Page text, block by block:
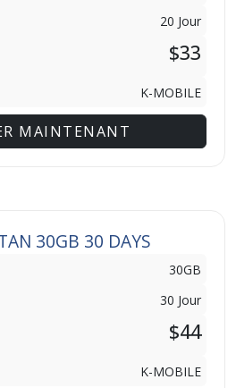
20 Jour
$33
K-MOBILE
MAINTENANT
30GB 30 DAYS
30GB
30 Jour
$44
K-MOBILE